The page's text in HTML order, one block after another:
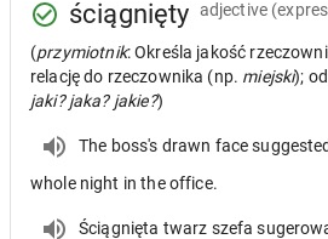
ściągnięty adjective
(przymiotnik: Określa jakość
relację do rzeczownika (np. miejski);
jaki? jaka? jakie?)
The boss's drawn face
whole night in the office.
Ściągnięta twarz szefa